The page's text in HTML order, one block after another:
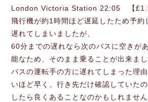
London Victoria Station 22:05 【
飛行機が約1時間ほど遅延したため予約
遅れてしまいましたが、
60分までの遅れなら次のバスに空きが
能なため、そのまま乗ることが出来ま
バスの運転手の方に遅れてしまった理
いほど早く、行き先だけ確認していた
したら良くあることなのかもしれません